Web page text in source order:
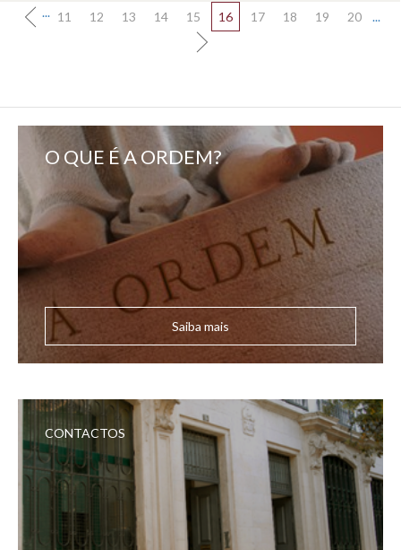
... 11 12 13 14 15 16 17 18 19 20 ...
O QUE É A ORDEM?
Saiba mais
CONTACTOS